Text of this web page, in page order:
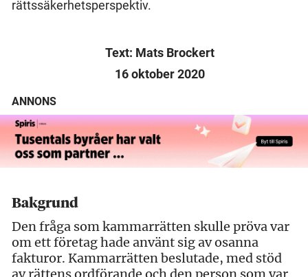
rättssäkerhetsperspektiv.
Text: Mats Brockert
16 oktober 2020
ANNONS
Bakgrund
Den fråga som kammarrätten skulle pröva var
om ett företag hade använt sig av osanna
fakturor. Kammarrätten beslutade, med stöd
av rättens ordförande och den person som var